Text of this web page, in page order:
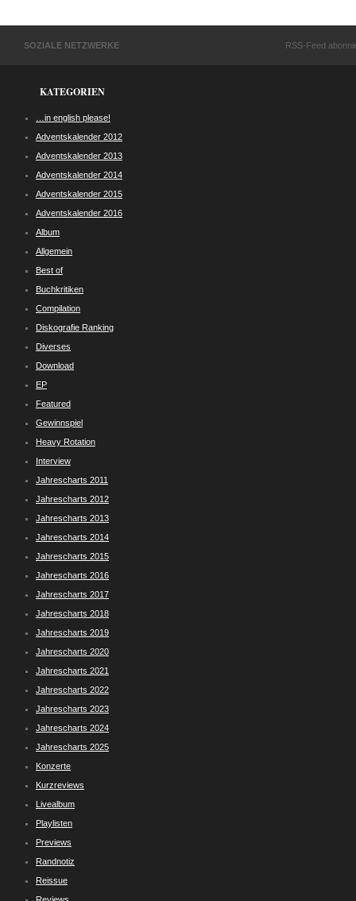
SOZIALE NETZWERKE RSS-Feed
KATEGORIEN
…in english please!
Adventskalender 2012
Adventskalender 2013
Adventskalender 2014
Adventskalender 2015
Adventskalender 2016
Album
Allgemein
Best of
Buchkritiken
Compilation
Diskografie Ranking
Diverses
Download
EP
Featured
Gewinnspiel
Heavy Rotation
Interview
Jahrescharts 2011
Jahrescharts 2012
Jahrescharts 2013
Jahrescharts 2014
Jahrescharts 2015
Jahrescharts 2016
Jahrescharts 2017
Jahrescharts 2018
Jahrescharts 2019
Jahrescharts 2020
Jahrescharts 2021
Jahrescharts 2022
Jahrescharts 2023
Jahrescharts 2024
Jahrescharts 2025
Konzerte
Kurzreviews
Livealbum
Playlisten
Previews
Randnotiz
Reissue